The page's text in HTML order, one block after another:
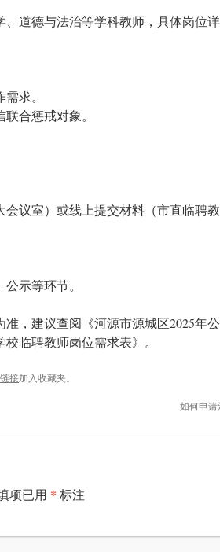
道德与法治等学科教师，具体岗位详
求。
合惩戒对象。
议室）或线上提交材料（市直临聘教
示等环节。
，建议查阅《河源市源城区2025年
临聘教师岗位需求表》。
接加入收藏夹。
如何申请
项已用 * 标注